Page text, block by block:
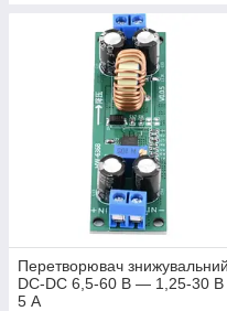
Перетворювач знижувальний
DC-DC 6,5-60 В — 1,25-30 В
5 А